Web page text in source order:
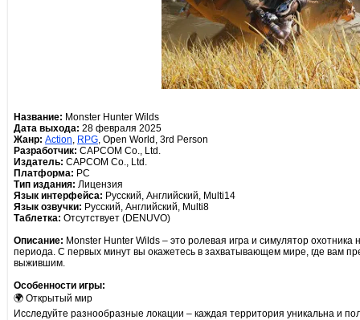
Название: Monster Hunter Wilds
Дата выхода: 28 февраля 2025
Жанр: Action, RPG, Open World, 3rd Person
Разработчик: CAPCOM Co., Ltd.
Издатель: CAPCOM Co., Ltd.
Платформа: PC
Тип издания: Лицензия
Язык интерфейса: Русский, Английский, Multi14
Язык озвучки: Русский, Английский, Multi8
Таблетка: Отсутствует (DENUVO)
Описание: Monster Hunter Wilds – это ролевая игра и симулятор охотника
периода. С первых минут вы окажетесь в захватывающем мире, где вам
выжившим.
Особенности игры:
🌍 Открытый мир
Исследуйте разнообразные локации – каждая территория уникальна и